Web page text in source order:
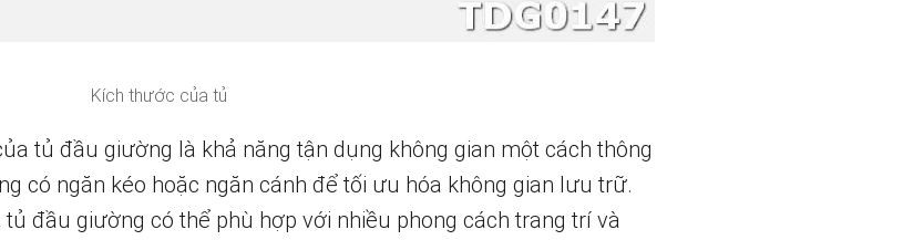
Kích thước của tủ
tủ đầu giường là khả năng tận dụng không gian một cách thông
có ngăn kéo hoặc ngăn cánh để tối ưu hóa không gian lưu trữ.
đầu giường có thể phù hợp với nhiều phong cách trang trí và